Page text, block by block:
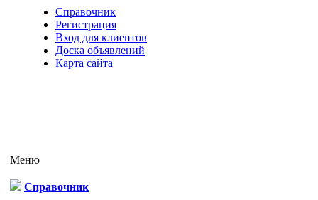
Справочник
Регистрация
Вход для клиентов
Доска объявлений
Карта сайта
Меню
Справочник